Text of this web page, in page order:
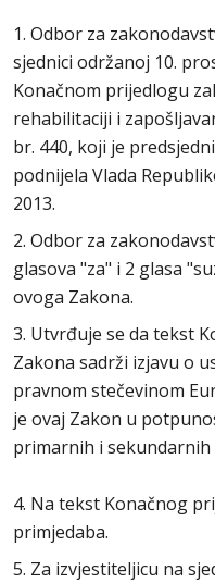
1. Odbor za
sjednici održanoj 10.
Konačnom prijedlogu
rehabilitaciji i
br. 440, koji je
podnijela Vlada
2013.
2. Odbor za
glasova "za" i 2 glasa
ovoga Zakona.
3. Utvrđuje se da tekst
Zakona sadrži izjavu o
pravnom stečevinom
je ovaj Zakon u
primarnih i
4. Na tekst Konačnog
primjedaba.
5. Za izvjestiteljicu na